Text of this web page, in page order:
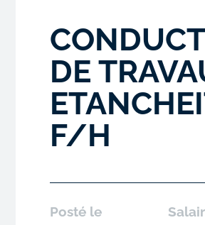
DE
F/H
Posté le